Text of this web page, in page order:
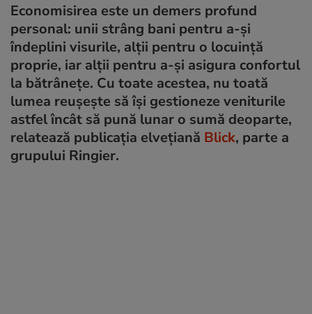
Economisirea este un demers profund
personal: unii strâng bani pentru a-și
îndeplini visurile, alții pentru o locuință
proprie, iar alții pentru a-și asigura confortul
la bătrânețe. Cu toate acestea, nu toată
lumea reușește să își gestioneze veniturile
astfel încât să pună lunar o sumă deoparte,
relatează publicația elvețiană Blick, parte a
grupului Ringier.